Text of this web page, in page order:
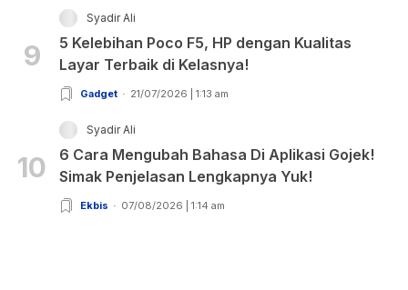
9
Syadir Ali
5 Kelebihan Poco F5, HP dengan Kualitas
Layar Terbaik di Kelasnya!
Gadget 21/07/2026 | 1:13 am
10
Syadir Ali
6 Cara Mengubah Bahasa Di Aplikasi Gojek!
Simak Penjelasan Lengkapnya Yuk!
Ekbis 07/08/2026 | 1:14 am